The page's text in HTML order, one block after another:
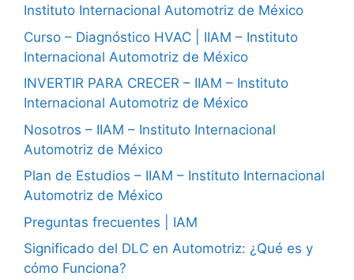
Instituto Internacional Automotriz de México
Curso – Diagnóstico HVAC | IIAM – Instituto
Internacional Automotriz de México
INVERTIR PARA CRECER – IIAM – Instituto
Internacional Automotriz de México
Nosotros – IIAM – Instituto Internacional
Automotriz de México
Plan de Estudios – IIAM – Instituto Internacional
Automotriz de México
Preguntas frecuentes | IAM
Significado del DLC en Automotriz: ¿Qué es y
cómo Funciona?